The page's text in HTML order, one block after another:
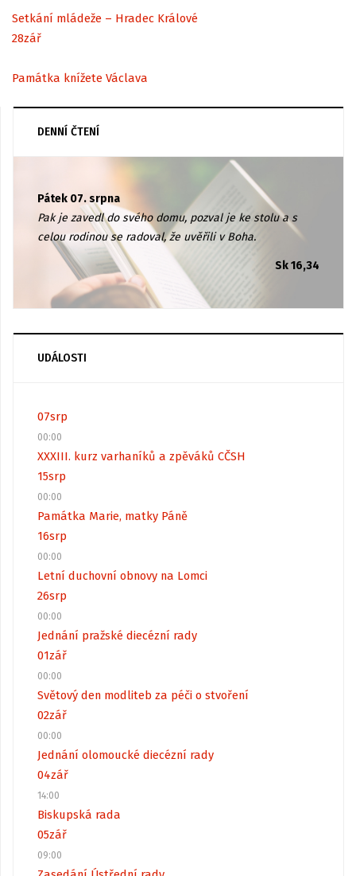
Setkání mládeže – Hradec Králové
28zář
Památka knížete Václava
DENNÍ ČTENÍ
Pátek 07. srpna
Pak je zavedl do svého domu, pozval je ke stolu a s
celou rodinou se radoval, že uvěřili v Boha.
Sk 16,34
UDÁLOSTI
07srp
00:00
XXXIII. kurz varhaníků a zpěváků CČSH
15srp
00:00
Památka Marie, matky Páně
16srp
00:00
Letní duchovní obnovy na Lomci
26srp
00:00
Jednání pražské diecézní rady
01zář
00:00
Světový den modliteb za péči o stvoření
02zář
00:00
Jednání olomoucké diecézní rady
04zář
14:00
Biskupská rada
05zář
09:00